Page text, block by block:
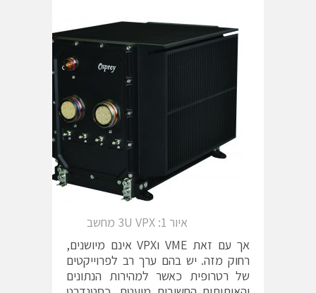
איור 3U VPX :1 מחשב
אך עם זאת VME וVPX אינם מיושנים,
רחוק מזה. יש בהם ערך רב לפרוייקטים
של רטרופית כאשר למהירות הנתונים